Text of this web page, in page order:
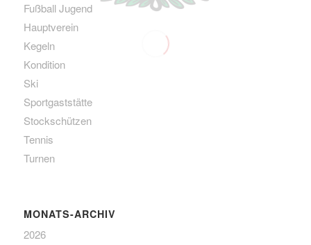
Fußball Jugend
Hauptverein
Kegeln
Kondition
Ski
Sportgaststätte
Stockschützen
Tennis
Turnen
MONATS-ARCHIV
2026